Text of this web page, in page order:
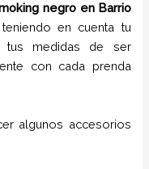
negroen Barrio
en cuenta tu
tus medidas de ser
con cada prenda
algunos accesorios